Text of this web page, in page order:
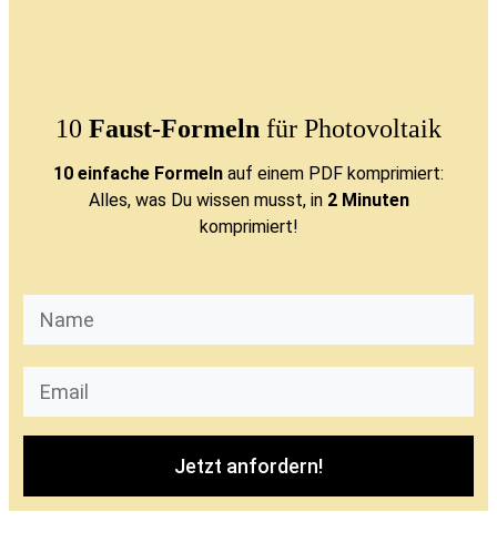
10 Faust-Formeln für Photovoltaik
10 einfache Formeln auf einem PDF komprimiert:
Alles, was Du wissen musst, in 2 Minuten
komprimiert!
Jetzt anfordern!